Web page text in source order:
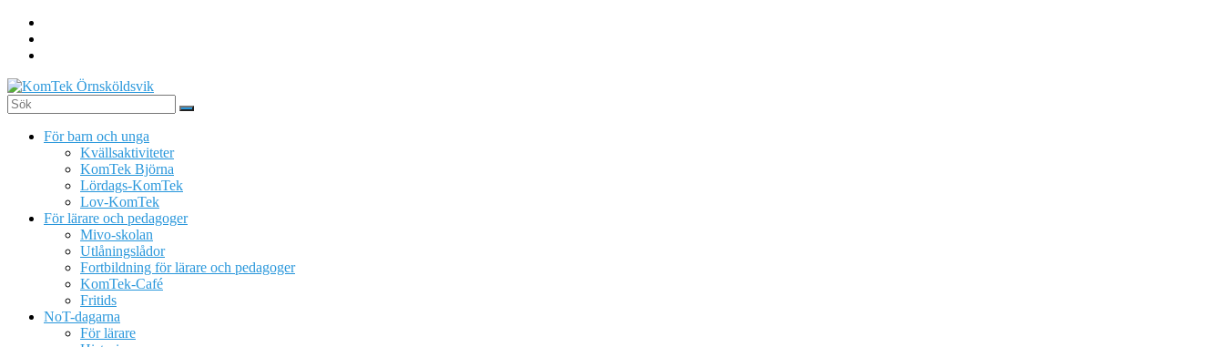
Hoppa
innehåll
KomTek
Örnsköldsvik
Teknikinspiration
För barn och unga
Kvällsaktiviteter
KomTek Björna
Lördags-KomTek
Lov-KomTek
För lärare och pedagoger
Mivo-skolan
Utlåningslådor
Fortbildning för lärare och pedagoger
KomTek-Café
Fritids
NoT-dagarna
För lärare